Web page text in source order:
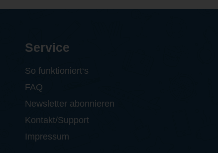
Service
So funktioniert‘s
FAQ
Newsletter abonnieren
Kontakt/Support
Impressum